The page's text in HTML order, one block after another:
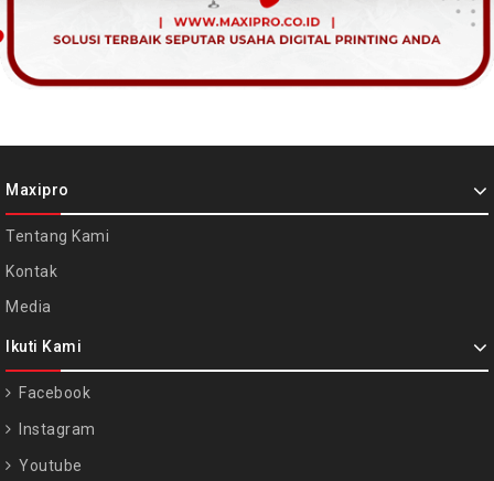
Maxipro
Tentang Kami
Kontak
Media
Ikuti Kami
Facebook
Instagram
Youtube